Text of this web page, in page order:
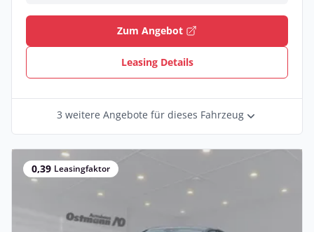
Zum Angebot
Leasing Details
3 weitere Angebote für dieses Fahrzeug
0,39 Leasingfaktor